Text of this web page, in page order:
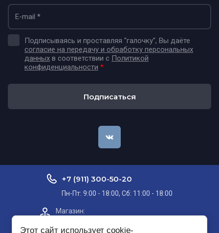
Подписываясь и проставляя "галочку", Вы даёте
согласие на передачу и обработку персональных
данных в соответствии с Политикой
конфиденциальности *
Подписаться
+7 (911) 300-50-20
Пн-Пт: 9:00 - 18:00, Сб: 11:00 - 18:00
Магазин:​
этаж
Этот сайт использует cookie-